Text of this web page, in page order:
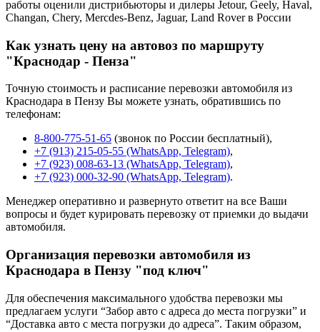
работы оценили дистрибьюторы и дилеры Jetour, Geely, Haval,
Changan, Chery, Mercdes-Benz, Jaguar, Land Rover в России
Как узнать цену на автовоз по маршруту
"Краснодар - Пенза"
Точную стоимость и расписание перевозки автомобиля из
Краснодара в Пензу Вы можете узнать, обратившись по
телефонам:
8-800-775-51-65 (звонок по России бесплатный),
+7 (913) 215-05-55 (WhatsApp, Telegram),
+7 (923) 008-63-13 (WhatsApp, Telegram),
+7 (923) 000-32-90 (WhatsApp, Telegram).
Менеджер оперативно и развернуто ответит на все Ваши
вопросы и будет курировать перевозку от приемки до выдачи
автомобиля.
Организация перевозки автомобиля из
Краснодара в Пензу "под ключ"
Для обеспечения максимального удобства перевозки мы
предлагаем услуги “Забор авто с адреса до места погрузки” и
“Доставка авто с места погрузки до адреса”. Таким образом,